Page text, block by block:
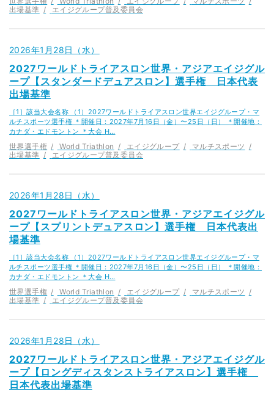
出場基準
エイジグループ普及委員会
2026年1月28日（水）
2027ワールドトライアスロン世界・アジアエイジグル
ープ【スタンダードデュアスロン】選手権 日本代表
出場基準
［1］該当大会名称 （1）2027ワールドトライアスロン世界エイジグループ・マ
ルチスポーツ選手権 ＊開催日：2027年7月16日（金）〜25日（日） ＊開催地：
カナダ・エドモントン ＊大会 H…
世界選手権 World Triathlon エイジグループ
マルチスポーツ
出場基準
エイジグループ普及委員会
2026年1月28日（水）
2027ワールドトライアスロン世界・アジアエイジグル
ープ【スプリントデュアスロン】選手権 日本代表出
場基準
［1］該当大会名称 （1）2027ワールドトライアスロン世界エイジグループ・マ
ルチスポーツ選手権 ＊開催日：2027年7月16日（金）〜25日（日） ＊開催地：
カナダ・エドモントン ＊大会 H…
世界選手権 World Triathlon エイジグループ
マルチスポーツ
出場基準
エイジグループ普及委員会
2026年1月28日（水）
2027ワールドトライアスロン世界・アジアエイジグル
ープ【ロングディスタンストライアスロン】選手権
日本代表出場基準